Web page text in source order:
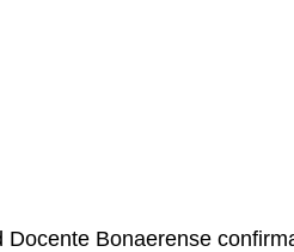
Bonaerense